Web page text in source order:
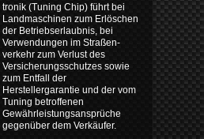
tronik (Tuning Chip) führt bei
Landmaschinen zum Erlöschen
der Betriebserlaubnis, bei
Verwendungen im Straßen-
verkehr zum Verlust des
Versicherungsschutzes sowie
zum Entfall der
Herstellergarantie und der vom
Tuning betroffenen
Gewährleistungsansprüche
gegenüber dem Verkäufer.